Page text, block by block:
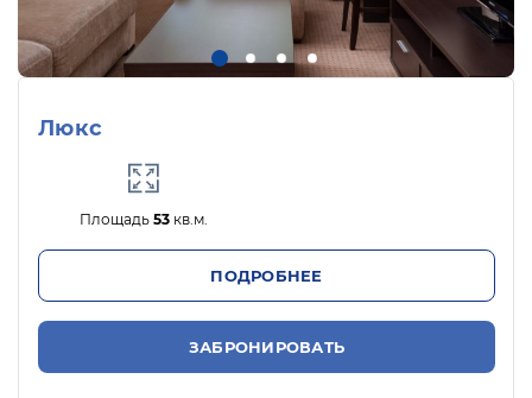
Люкс
Площадь 53кв.м.
ПОДРОБНЕЕ
ЗАБРОНИРОВАТЬ